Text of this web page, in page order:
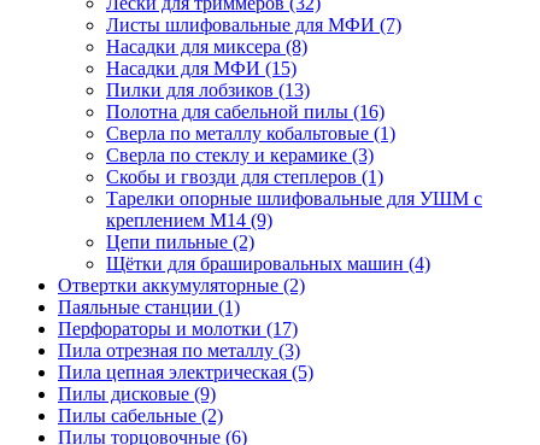
Листы шлифовальные для МФИ (7)
Насадки для миксера (8)
Насадки для МФИ (15)
Пилки для лобзиков (13)
Полотна для сабельной пилы (16)
Сверла по металлу кобальтовые (1)
Сверла по стеклу и керамике (3)
Скобы и гвозди для степлеров (1)
Тарелки опорные шлифовальные для УШМ с
креплением М14 (9)
Цепи пильные (2)
Щётки для брашировальных машин (4)
Отвертки аккумуляторные (2)
Паяльные станции (1)
Перфораторы и молотки (17)
Пила отрезная по металлу (3)
Пила цепная электрическая (5)
Пилы дисковые (9)
Пилы сабельные (2)
Пилы торцовочные (6)